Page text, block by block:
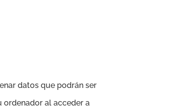
datos que podrán ser
ordenador al acceder a